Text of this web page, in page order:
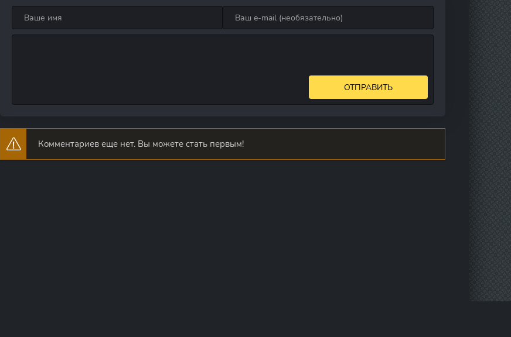
ОТПРАВИТЬ
Комментариев еще нет. Вы можете стать первым!